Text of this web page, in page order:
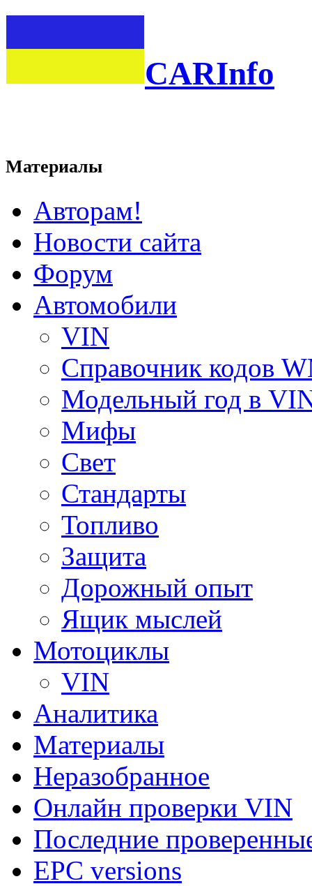
CARInfo
Материалы
Авторам!
Новости сайта
Форум
Автомобили
VIN
Справочник кодов
Модельный год в
Мифы
Свет
Стандарты
Топливо
Защита
Дорожный опыт
Ящик мыслей
Мотоциклы
VIN
Аналитика
Материалы
Неразобранное
Онлайн проверки VIN
Последние
EPC versions